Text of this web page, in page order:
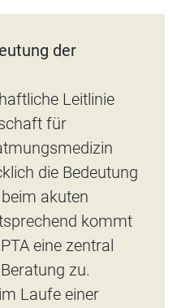
der
Leitlinie
für
die Bedeutung
akuten
kommt
eine zentral
zu.
Laufe einer